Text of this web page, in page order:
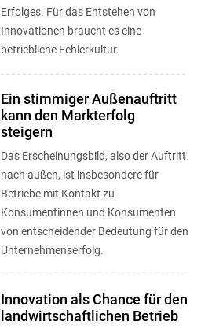
Erfolges. Für das Entstehen von
Innovationen braucht es eine
betriebliche Fehlerkultur.
Ein stimmiger Außenauftritt
kann den Markterfolg
steigern
Das Erscheinungsbild, also der Auftritt
nach außen, ist insbesondere für
Betriebe mit Kontakt zu
Konsumentinnen und Konsumenten
von entscheidender Bedeutung für den
Unternehmenserfolg.
Innovation als Chance für den
landwirtschaftlichen Betrieb